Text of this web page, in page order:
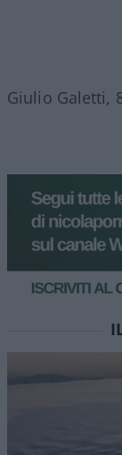
Giulio Galetti,